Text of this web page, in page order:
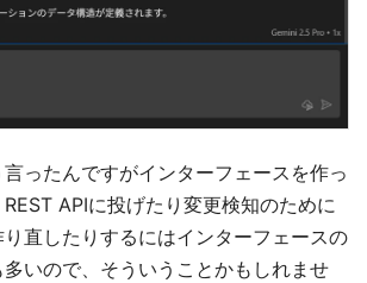
ったんですがインターフェースを作っ
APIに投げたり変更検知のために
直したりするにはインターフェースの
いので、そういうことかもしれませ